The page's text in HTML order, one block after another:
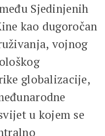
Sjedinjenih
kao dugoročan
vojnog
globalizacije,
u kojem se